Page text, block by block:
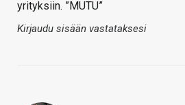
yrityksiin. ”MUTU”
Kirjaudu sisään vastataksesi